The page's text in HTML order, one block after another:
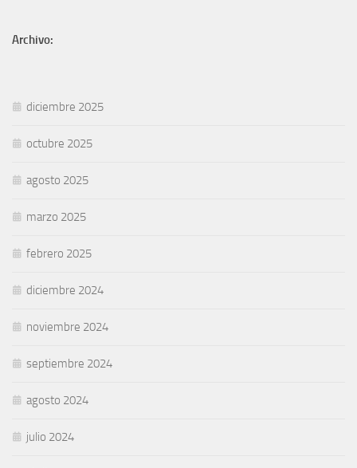
Archivo:
diciembre 2025
octubre 2025
agosto 2025
marzo 2025
febrero 2025
diciembre 2024
noviembre 2024
septiembre 2024
agosto 2024
julio 2024